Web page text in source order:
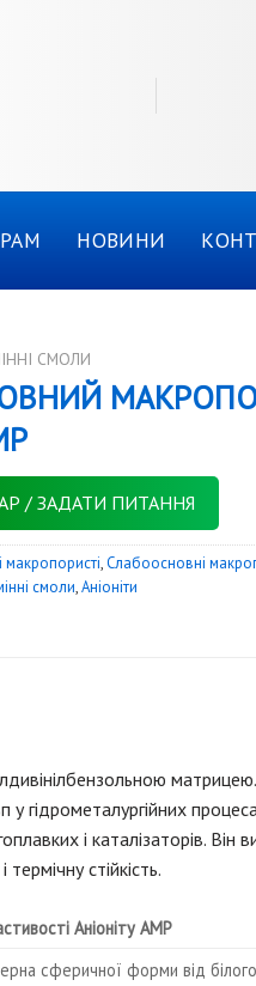
НОВИНИ
СМОЛИ
/ ЗАДАТИ ПИТАННЯ
,Слабоосновні
смоли,Аніоніти
матрицею.
у гідрометалургійних
і каталізаторів. Він
стійкість.
Аніоніту АМР
сферичної форми від